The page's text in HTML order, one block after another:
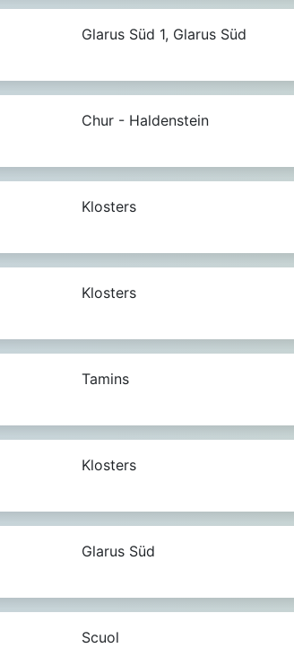
Glarus Süd 1, Glarus Süd
Chur - Haldenstein
Klosters
Klosters
Tamins
Klosters
Glarus Süd
Scuol